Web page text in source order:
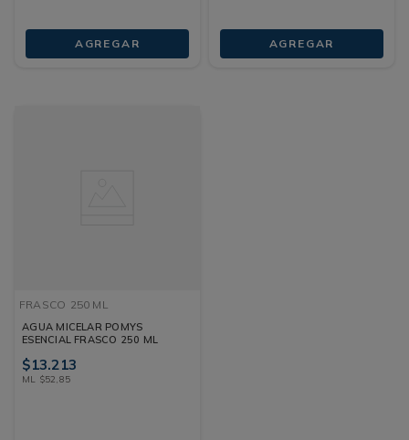
AGREGAR AGREGAR
FRASCO 250 ML
AGUA MICELAR POMYS
ESENCIAL FRASCO 250 ML
$13.213
ML $52,85